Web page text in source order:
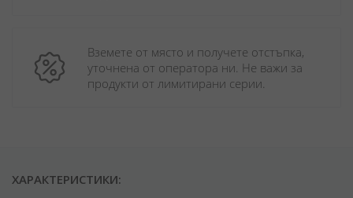
Вземете от място и получете отстъпка,
уточнена от оператора ни. Не важи за
продукти от лимитирани серии.
ХАРАКТЕРИСТИКИ: